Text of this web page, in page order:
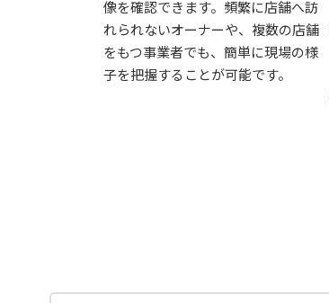
像を確認できます。頻繁に店舗へ訪
れられないオーナーや、複数の店舗
をもつ事業者でも、簡単に現場の様
子を把握することが可能です。